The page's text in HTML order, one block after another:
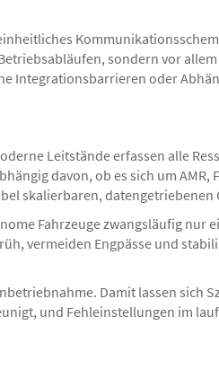
sondern vor
Integrationsbarrieren oder
Leitstände erfassen alle
davon, ob es sich um AMR,
skalierbaren, datengetriebenen
Fahrzeuge zwangsläufig nur
vermeiden Engpässe und
Damit lassen sich
und Fehleinstellungen im